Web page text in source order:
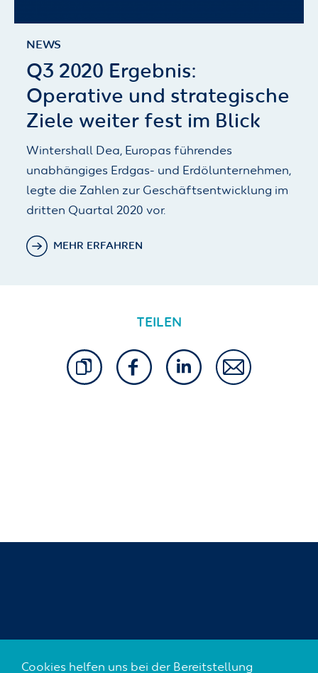
NEWS
Q3 2020 Ergebnis:
Operative und strategische
Ziele weiter fest im Blick
Wintershall Dea, Europas führendes
unabhängiges Erdgas- und Erdölunternehmen,
legte die Zahlen zur Geschäftsentwicklung im
dritten Quartal 2020 vor.
MEHR ERFAHREN
TEILEN
Cookies helfen uns bei der Bereitstellung